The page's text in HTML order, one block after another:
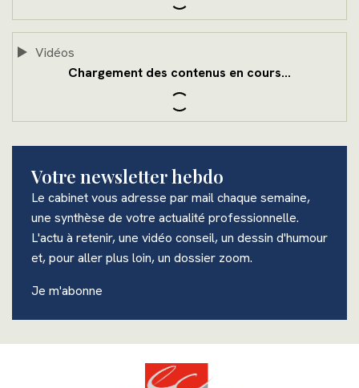
Vidéos
Votre newsletter hebdo
Le cabinet vous adresse par mail chaque semaine,
une synthèse de votre actualité professionnelle.
L'actu à retenir, une vidéo conseil, un dessin d'humour
et, pour aller plus loin, un dossier zoom.
Je m'abonne